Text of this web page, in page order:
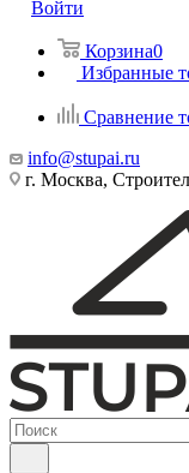
Войти
Корзина0
Избранные
Сравнение
info@stupai.ru
г. Москва,